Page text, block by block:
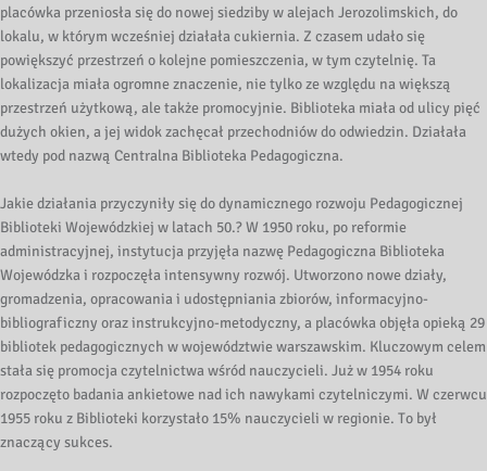
placówka przeniosła się do nowej siedziby w alejach Jerozolimskich, do
lokalu, w którym wcześniej działała cukiernia. Z czasem udało się
powiększyć przestrzeń o kolejne pomieszczenia, w tym czytelnię. Ta
lokalizacja miała ogromne znaczenie, nie tylko ze względu na większą
przestrzeń użytkową, ale także promocyjnie. Biblioteka miała od ulicy pięć
dużych okien, a jej widok zachęcał przechodniów do odwiedzin. Działała
wtedy pod nazwą Centralna Biblioteka Pedagogiczna.
Jakie działania przyczyniły się do dynamicznego rozwoju Pedagogicznej
Biblioteki Wojewódzkiej w latach 50.? W 1950 roku, po reformie
administracyjnej, instytucja przyjęła nazwę Pedagogiczna Biblioteka
Wojewódzka i rozpoczęła intensywny rozwój. Utworzono nowe działy,
gromadzenia, opracowania i udostępniania zbiorów, informacyjno-
bibliograficzny oraz instrukcyjno-metodyczny, a placówka objęła opieką 29
bibliotek pedagogicznych w województwie warszawskim. Kluczowym celem
stała się promocja czytelnictwa wśród nauczycieli. Już w 1954 roku
rozpoczęto badania ankietowe nad ich nawykami czytelniczymi. W czerwcu
1955 roku z Biblioteki korzystało 15% nauczycieli w regionie. To był
znaczący sukces.